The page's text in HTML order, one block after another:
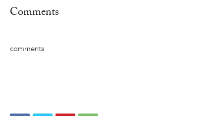
Comments
comments